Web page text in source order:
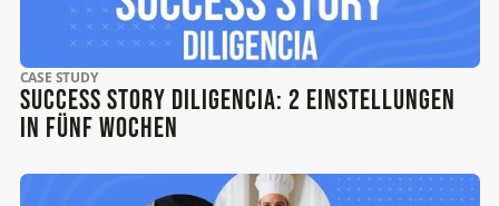
CASE STUDY
Success Story Diligencia: 2 Einstellungen
in fünf Wochen